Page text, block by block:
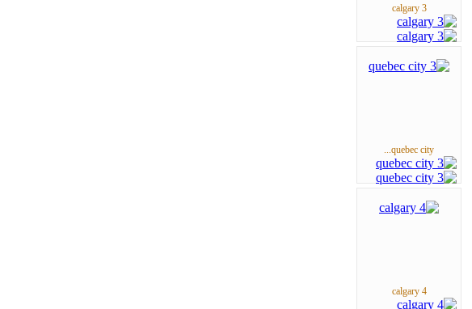
calgary 3
quebec city...
calgary 4